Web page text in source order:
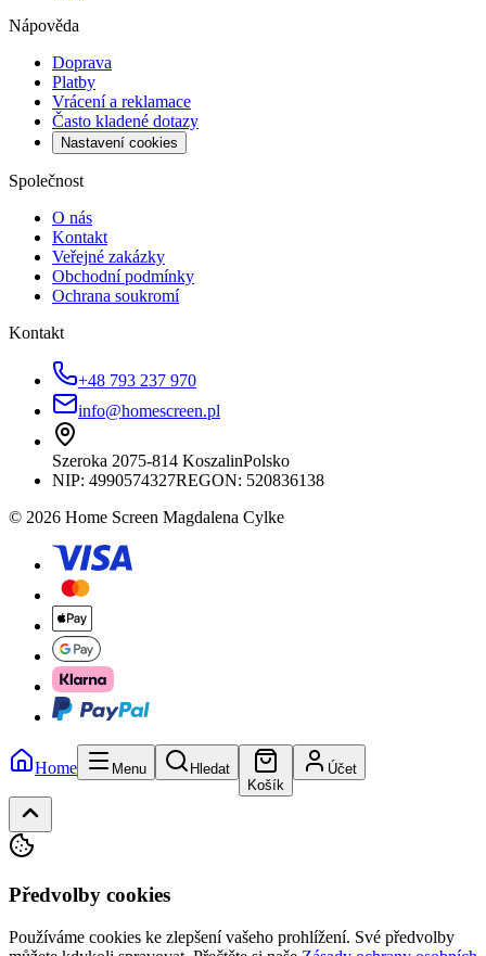
Nápověda
Doprava
Platby
Vrácení a reklamace
Často kladené dotazy
Nastavení cookies
Společnost
O nás
Kontakt
Veřejné zakázky
Obchodní podmínky
Ochrana soukromí
Kontakt
+48 793 237 970
info@homescreen.pl
Szeroka 2075-814 KoszalinPolsko
NIP: 4990574327REGON: 520836138
© 2026 Home Screen Magdalena Cylke
Home Menu
Hledat
Košík
Účet
Předvolby cookies
Používáme cookies ke zlepšení vašeho prohlížení. Své předvolby